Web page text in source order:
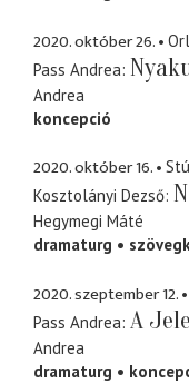
2020. október 26.
Pass Andrea
Andrea
koncepció
2020. október 16.
Kosztolányi Dezső
Hegymegi Máté
dramaturg
2020. szeptember 12.
Pass Andrea A
Andrea
dramaturg